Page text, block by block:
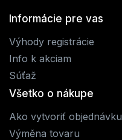
Informácie pre vas
Výhody registrácie
Info k akciam
Súťaž
Všetko o nákupe
Ako vytvoriť objednávku
Výměna tovaru